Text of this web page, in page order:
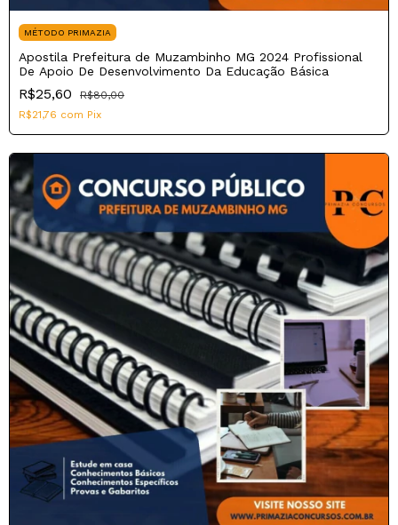
MÉTODO PRIMAZIA
Apostila Prefeitura de Muzambinho MG 2024 Profissional
De Apoio De Desenvolvimento Da Educação Básica
R$25,60
R$80,00
R$21,76 com Pix